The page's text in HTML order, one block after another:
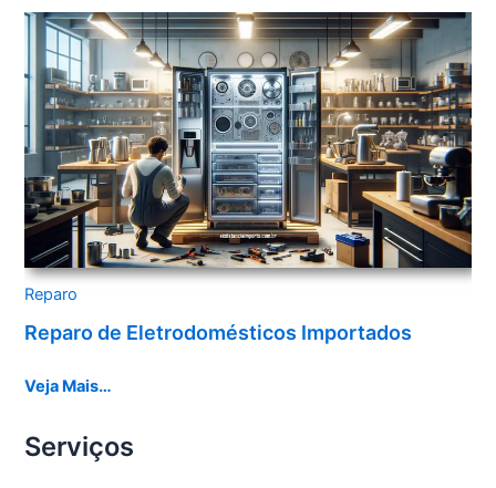
Reparo
Reparo de Eletrodomésticos Importados
Veja Mais…
Serviços